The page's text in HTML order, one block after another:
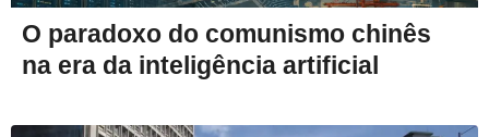
O paradoxo do comunismo chinês
na era da inteligência artificial